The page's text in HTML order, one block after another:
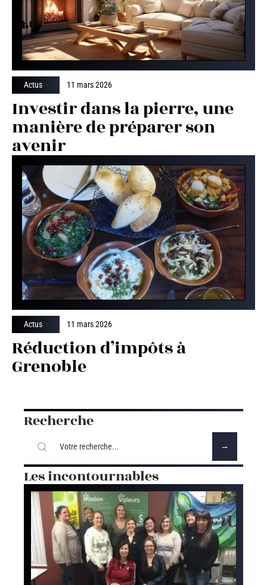
Actus 11 mars 2026
Investir dans la pierre, une
manière de préparer son
avenir
Actus 11 mars 2026
Réduction d’impôts à
Grenoble
Recherche
Les incontournables